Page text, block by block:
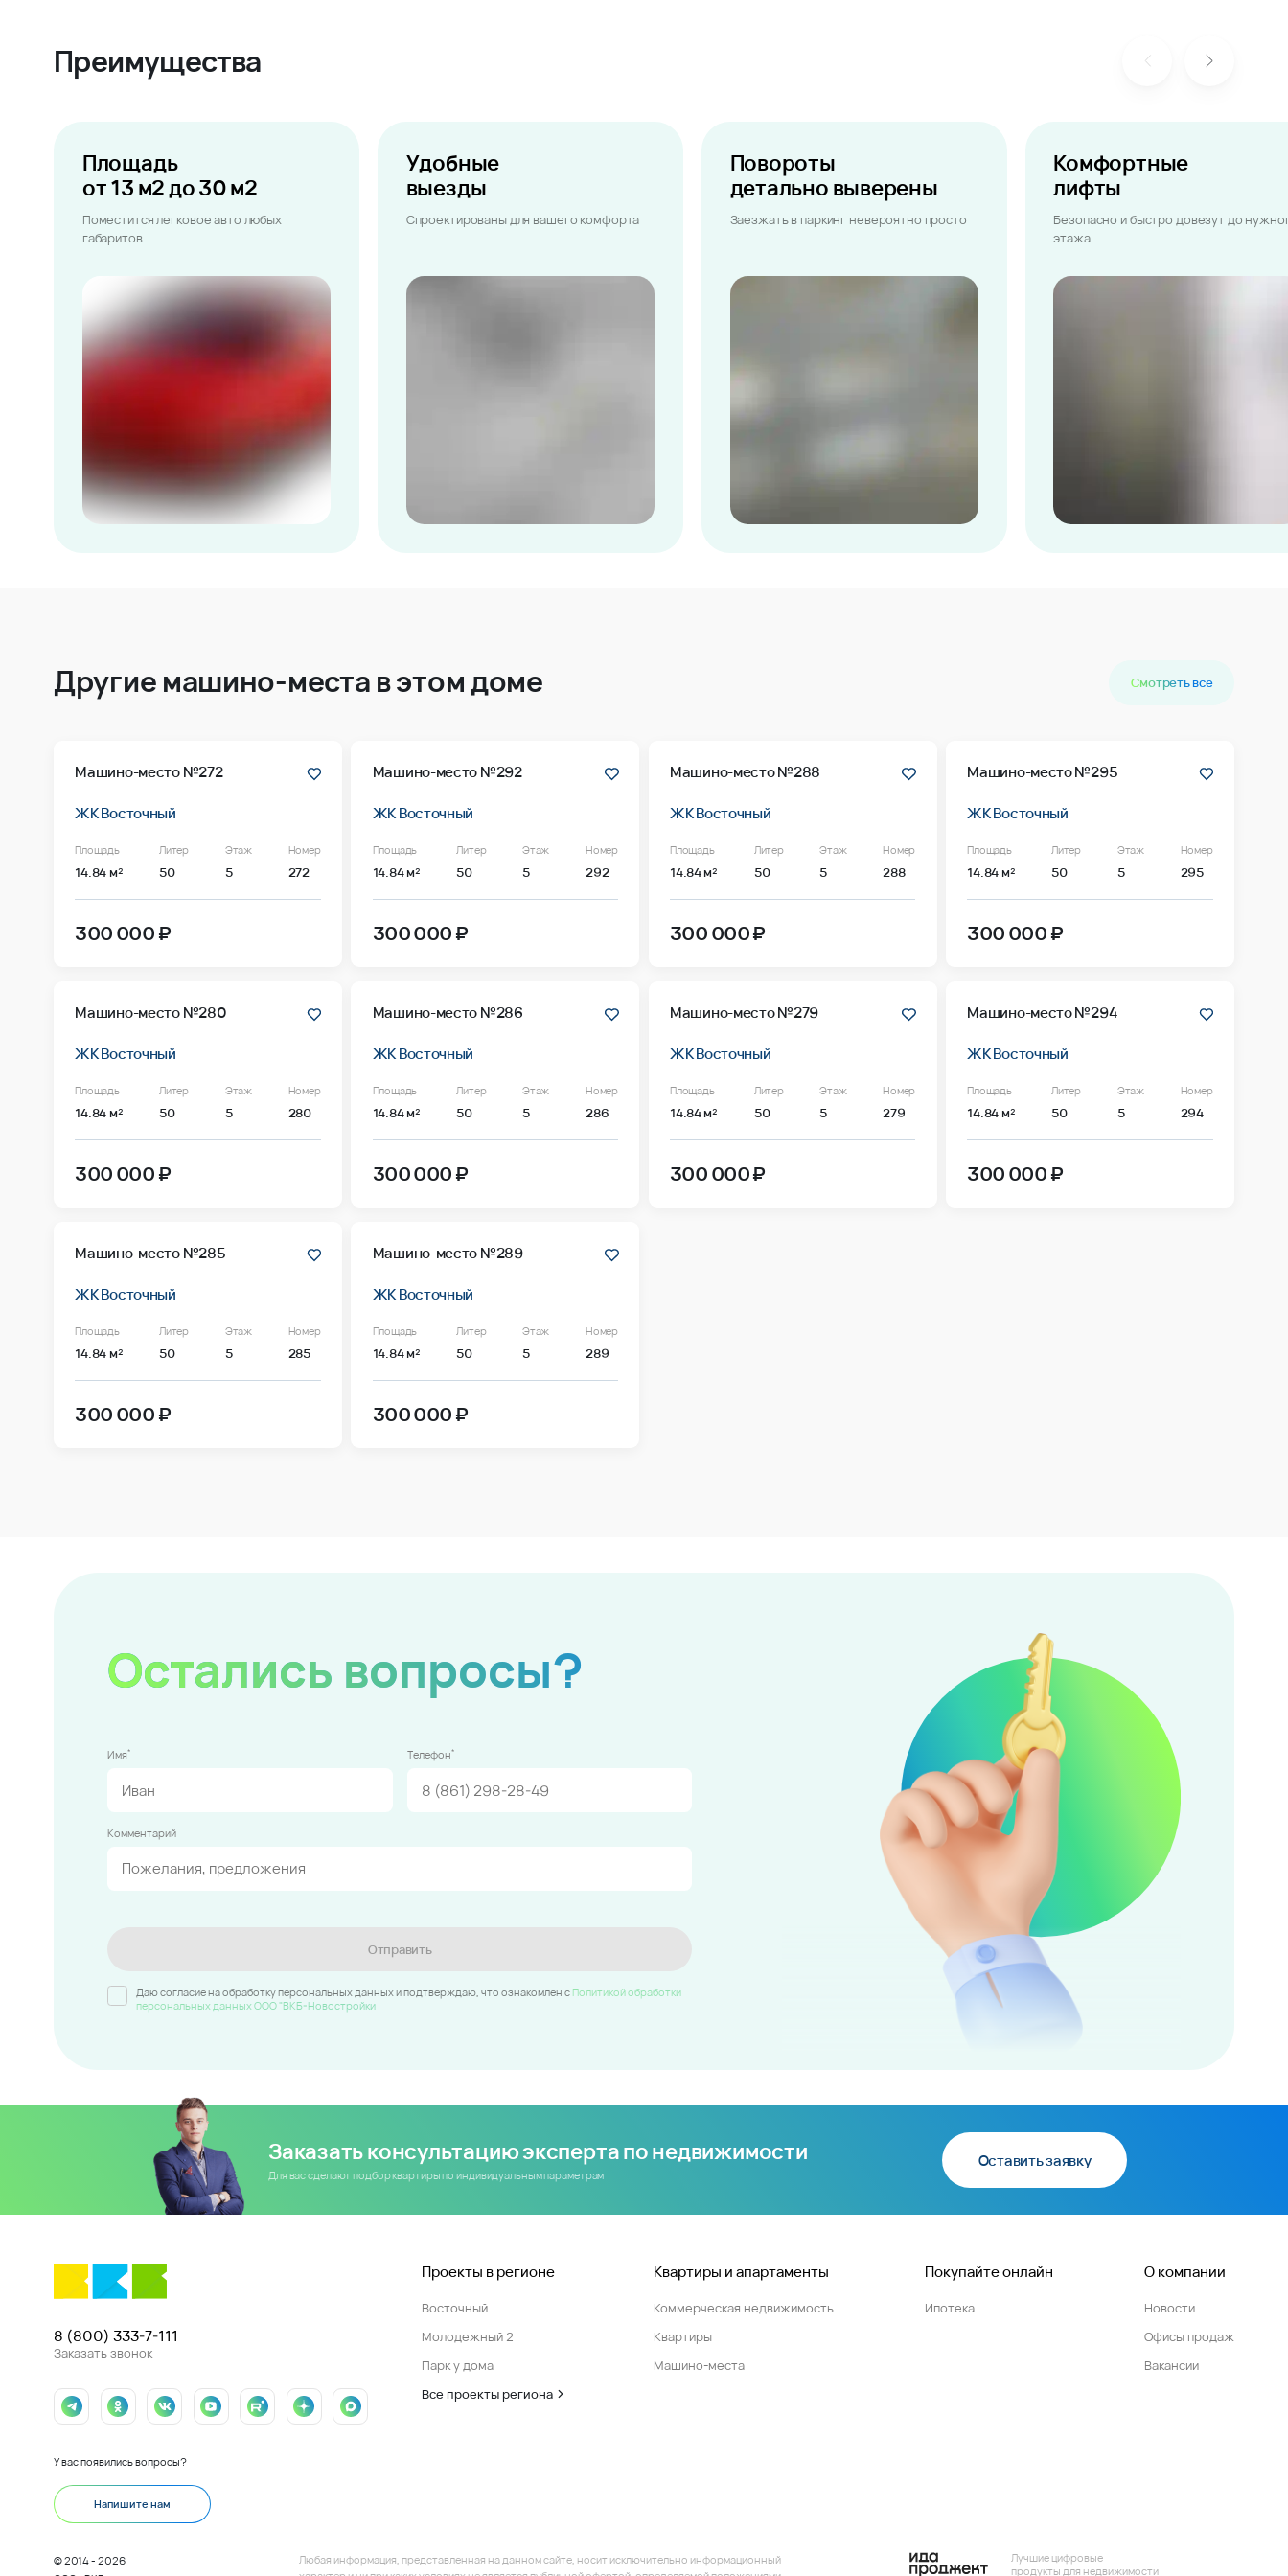
Преимущества
Площадь
от 13 м2 до 30 м2
Поместится легковое авто любых
габаритов
Удобные
выезды
Спроектированы для вашего комфорта
Повороты
детально выверены
Заезжать в паркинг невероятно просто
Комфортные
лифты
Безопасно и быстро довезут до
этажа
Другие машино-места в этом доме Смотреть все
Машино-место №272
ЖК Восточный
Площадь
14.84 м²
Литер
50
Этаж
5
Номер
272
300 000 ₽
Машино-место №292
ЖК Восточный
Площадь
14.84 м²
Литер
50
Этаж
5
Номер
292
300 000 ₽
Машино-место №288
ЖК Восточный
Площадь
14.84 м²
Литер
50
Этаж
5
Номер
288
300 000 ₽
Машино-место №295
ЖК Восточный
Площадь
14.84 м²
Литер
50
Этаж
5
Номер
295
300 000 ₽
Машино-место №280
ЖК Восточный
Площадь
14.84 м²
Литер
50
Этаж
5
Номер
280
300 000 ₽
Машино-место №286
ЖК Восточный
Площадь
14.84 м²
Литер
50
Этаж
5
Номер
286
300 000 ₽
Машино-место №279
ЖК Восточный
Площадь
14.84 м²
Литер
50
Этаж
5
Номер
279
300 000 ₽
Машино-место №294
ЖК Восточный
Площадь
14.84 м²
Литер
50
Этаж
5
Номер
294
300 000 ₽
Машино-место №285
ЖК Восточный
Площадь
14.84 м²
Литер
50
Этаж
5
Номер
285
300 000 ₽
Машино-место №289
ЖК Восточный
Площадь
14.84 м²
Литер
50
Этаж
5
Номер
289
300 000 ₽
Остались вопросы?
Имя* Телефон*
Комментарий
Отправить
Даю согласие на обработку персональных данных и подтверждаю, что ознакомлен c Политикой обработки
персональных данных ООО "ВКБ-Новостройки
Заказать консультацию эксперта по недвижимости
Для вас сделают подбор квартиры по индивидуальным параметрам
Оставить заявку
8 (800) 333-7-111
Заказать звонок
У вас появились вопросы?
Напишите нам
Проекты в регионе
Восточный
Молодежный 2
Парк у дома
Все проекты региона
Квартиры и апартаменты
Коммерческая недвижимость
Квартиры
Машино-места
Покупайте онлайн
Ипотека
О компании
Новости
Офисы продаж
Вакансии
© 2014 - 2026
Любая информация, представленная на данном сайте, носит исключительно информационный
Лучшие цифровые
продукты для недвижимости